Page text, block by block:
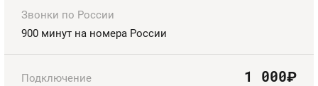
Звонки по России
900 минут на номера России
Подключение 1 000руб.